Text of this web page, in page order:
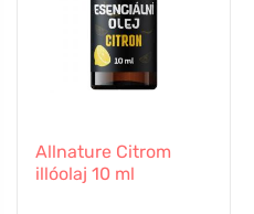
Allnature Citrom
illóolaj 10 ml